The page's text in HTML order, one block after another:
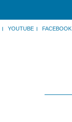
YOUTUBE FACEBOOK